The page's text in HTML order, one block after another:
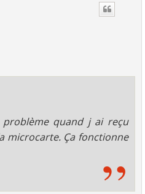
quand j ai reçu
microcarte. Ça fonctionne